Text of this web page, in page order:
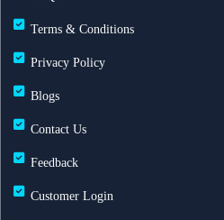
مطارات دبي: تحويل 19 رحلة طيران بسبب الضباب
وانخفاض الرؤية
Terms & Conditions
Privacy Policy
Blogs
Contact Us
Feedback
Customer Login